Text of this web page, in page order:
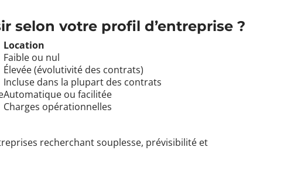
selon votre profil d’entreprise ?
Location
Faible ou nul
Élevée (évolutivité des contrats)
Incluse dans la plupart des contrats
Automatique ou facilitée
Charges opérationnelles
recherchant souplesse, prévisibilité et